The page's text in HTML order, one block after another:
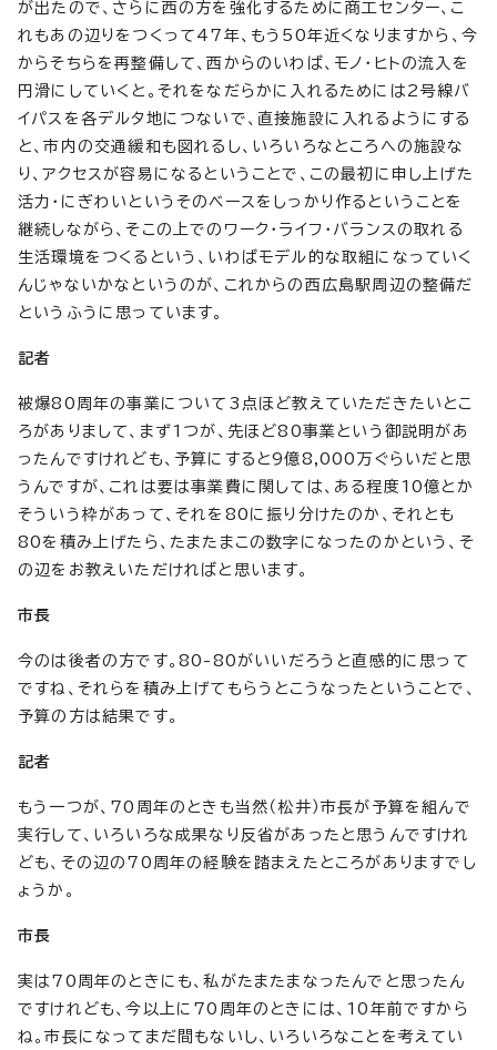
が出たので、さらに西の方を強化するために商工センター、こ
れもあの辺りをつくって47年、もう50年近くなりますから、今
からそちらを再整備して、西からのいわば、モノ・ヒトの流入を
円滑にしていくと。それをなだらかに入れるためには2号線バ
イパスを各デルタ地につないで、直接施設に入れるようにする
と、市内の交通緩和も図れるし、いろいろなところへの施設な
り、アクセスが容易になるということで、この最初に申し上げた
活力・にぎわいというそのベースをしっかり作るということを
継続しながら、そこの上でのワーク・ライフ・バランスの取れる
生活環境をつくるという、いわばモデル的な取組になっていく
んじゃないかなというのが、これからの西広島駅周辺の整備だ
というふうに思っています。
記者
被爆80周年の事業について3点ほど教えていただきたいとこ
ろがありまして、まず1つが、先ほど80事業という御説明があ
ったんですけれども、予算にすると9億8,000万ぐらいだと思
うんですが、これは要は事業費に関しては、ある程度10億とか
そういう枠があって、それを80に振り分けたのか、それとも
80を積み上げたら、たまたまこの数字になったのかという、そ
の辺をお教えいただければと思います。
市長
今のは後者の方です。80-80がいいだろうと直感的に思って
ですね、それらを積み上げてもらうとこうなったということで、
予算の方は結果です。
記者
もう一つが、70周年のときも当然（松井）市長が予算を組んで
実行して、いろいろな成果なり反省があったと思うんですけれ
ども、その辺の70周年の経験を踏まえたところがありますでし
ょうか。
市長
実は70周年のときにも、私がたまたまなったんでと思ったん
ですけれども、今以上に70周年のときには、10年前ですから
ね。市長になってまだ間もないし、いろいろなことを考えてい